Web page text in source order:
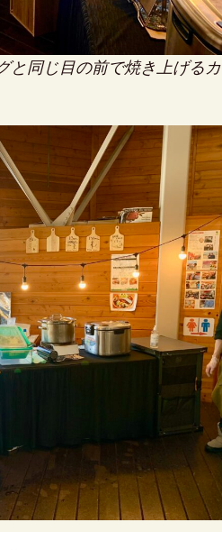
と同じ目の前で焼き上げるカ